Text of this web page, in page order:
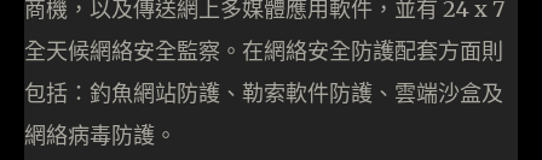
商機，以及傳送網上多媒體應用軟件，並有 24 x 7
全天候網絡安全監察。在網絡安全防護配套方面則
包括：釣魚網站防護、勒索軟件防護、雲端沙盒及
網絡病毒防護。